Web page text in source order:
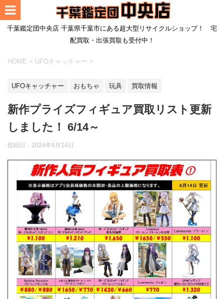
千葉鑑定団中央店 千葉県千葉市にある超大型リサイクルショップ！ 宅
配買取・出張買取も受付中！
HOME > UFOキャッチャー >
UFOキャッチャー おもちゃ 玩具 買取情報
新作プライズフィギュア買取リスト更新
しました！ 6/14～
投稿日： 2024年6月14日